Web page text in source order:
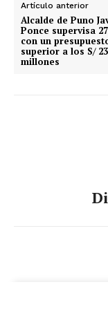
Artículo anterior
Alcalde de Puno
Ponce supervisa
con un
superior a los S/ 23
millones